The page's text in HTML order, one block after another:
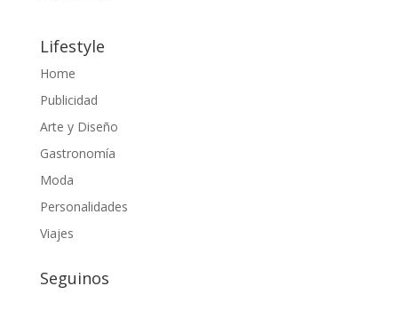
Lifestyle
Home
Publicidad
Arte y Diseño
Gastronomía
Moda
Personalidades
Viajes
Seguinos